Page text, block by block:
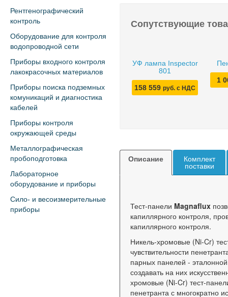
Рентгенографический
контроль
Оборудование для контроля
водопроводной сети
Приборы входного контроля
лакокрасочных материалов
Приборы поиска подземных
комуникаций и диагностика
кабелей
Приборы контроля
окружающей среды
Металлографическая
пробоподготовка
Лабораторное
оборудование и приборы
Сило- и весоизмерительные
приборы
Сопутствующие
УФ лампа Inspector
801
158 559 руб. с НДС
1
Описание
Комплект
поставки
Тест-панели Magnaflux
капиллярного контроля,
капиллярного контроля.
Никель-хромовые (Ni-Cr)
чувствительности
парных панелей -
создавать на них
хромовые (Ni-Cr) тест-
пенетранта с многократно